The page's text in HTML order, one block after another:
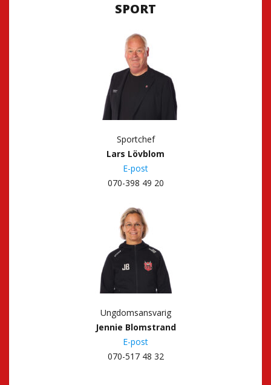
SPORT
Sportchef
Lars Lövblom
E-post
070-398 49 20
Ungdomsansvarig
Jennie Blomstrand
E-post
070-517 48 32